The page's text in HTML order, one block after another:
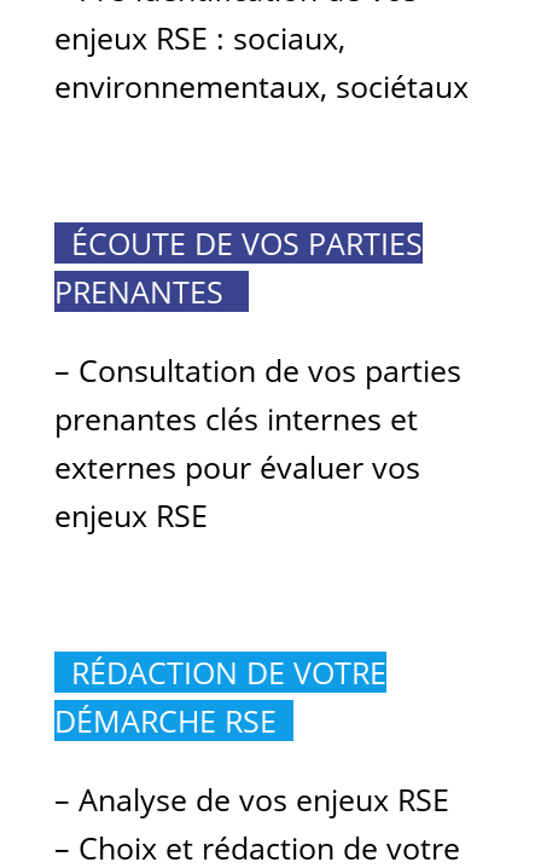
enjeux RSE : sociaux,
environnementaux, sociétaux
ÉCOUTE DE VOS PARTIES
PRENANTES
– Consultation de vos parties
prenantes clés internes et
externes pour évaluer vos
enjeux RSE
RÉDACTION DE VOTRE
DÉMARCHE RSE
– Analyse de vos enjeux RSE
– Choix et rédaction de votre